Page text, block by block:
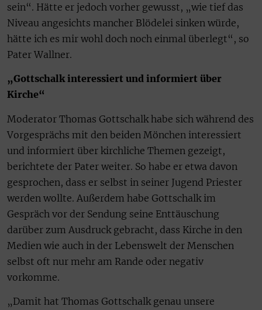
sein“. Hätte er jedoch vorher gewusst, „wie tief das
Niveau angesichts mancher Blödelei sinken würde,
hätte ich es mir wohl doch noch einmal überlegt“, so
Pater Wallner.
„Gottschalk interessiert und informiert über
Kirche“
Moderator Thomas Gottschalk habe sich während des
Vorgesprächs mit den beiden Mönchen interessiert
und informiert über kirchliche Themen gezeigt,
berichtete der Pater weiter. So habe er etwa davon
gesprochen, dass er selbst in seiner Jugend Priester
werden wollte. Außerdem habe Gottschalk im
Gespräch vor der Sendung seine Enttäuschung
darüber zum Ausdruck gebracht, dass Kirche in den
Medien wie auch in der Lebenswelt der Menschen
selbst oft nur mehr am Rande oder negativ
vorkomme.
„Damit hat Thomas Gottschalk genau unsere